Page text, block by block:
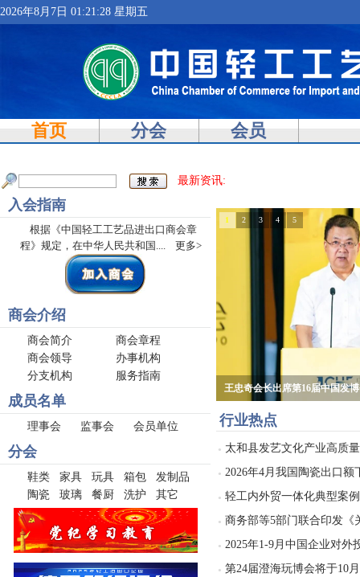
2026年8月7日 01:21:29 星期五
首页 分会 会员
最新资讯:
入会指南
根据《中国轻工工艺品进出口商会章
程》规定，在中华人民共和国.... 更多>
商会介绍
商会简介
商会章程
商会领导
办事机构
分支机构
服务指南
成员名单
理事会 监事会 会员单位
分会
鞋类 家具 玩具 箱包
发制品
陶瓷
玻璃 餐厨 洗护 其它
王忠奇会长出席第16届中国发
1 2 3 4 5
行业热点
● 太和县发艺文化产业高质
● 2026年4月我国陶瓷出口额
● 轻工内外贸一体化典型案例
● 商务部等5部门联合印发《
● 2025年1-9月中国企业对外
● 第24届澄海玩博会将于10